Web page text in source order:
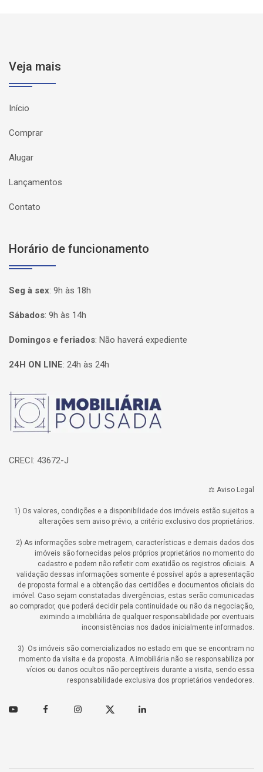
Veja mais
Início
Comprar
Alugar
Lançamentos
Contato
Horário de funcionamento
Seg à sex: 9h às 18h
Sábados: 9h às 14h
Domingos e feriados: Não haverá expediente
24H ON LINE: 24h às 24h
Página inicial
CRECI: 43672-J
⚖️ Aviso Legal
1) Os valores, condições e a disponibilidade dos imóveis estão sujeitos a
alterações sem aviso prévio, a critério exclusivo dos proprietários.
2) As informações sobre metragem, características e demais dados dos
imóveis são fornecidas pelos próprios proprietários no momento do
cadastro e podem não refletir com exatidão os registros oficiais. A
validação dessas informações somente é possível após a apresentação
de proposta formal e a obtenção das certidões e documentos oficiais do
imóvel. Caso sejam constatadas divergências, estas serão comunicadas
ao comprador, que poderá decidir pela continuidade ou não da negociação,
eximindo a imobiliária de qualquer responsabilidade por eventuais
inconsistências nos dados inicialmente informados.
3) Os imóveis são comercializados no estado em que se encontram no
momento da visita e da proposta. A imobiliária não se responsabiliza por
vícios ou danos ocultos não perceptíveis durante a visita, sendo essa
responsabilidade exclusiva dos proprietários vendedores.
Youtube FacebookInstagramTwitter Linkedin